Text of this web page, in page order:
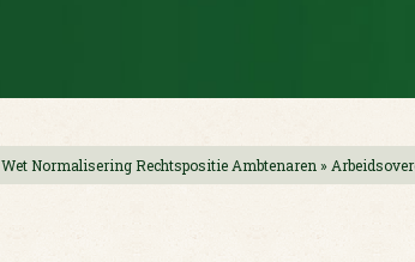
Wet Normalisering Rechtspositie Ambtenaren »